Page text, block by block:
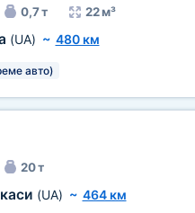
0,7 т 22 м³
(UA) ~ 480 км
авто)
20 т
(UA) ~ 464 км